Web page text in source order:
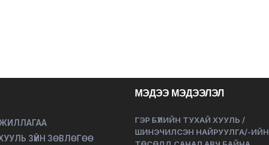
ЗҮЙН ЗӨВЛӨГӨӨ
МЭДЭЭ МЭДЭЭЛЭЛ
ГЭР БҮЛИЙН ТУХАЙ ХУУЛЬ /
ШИНЭЧИЛСЭН НАЙРУУЛГА/-ИЙН